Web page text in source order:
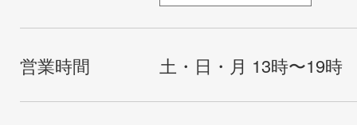
営業時間 土・日・月 13時〜19時